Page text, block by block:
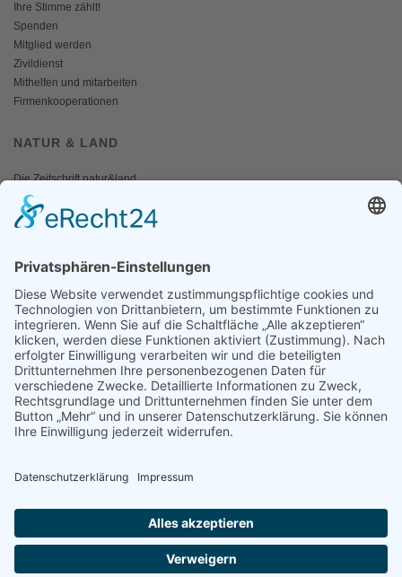
Ihre Stimme zählt!
Spenden
Mitglied werden
Zivildienst
Mithelfen und mitarbeiten
Firmenkooperationen
NATUR & LAND
Die Zeitschrift natur&land
Archiv
Mediadaten
Fotos und Logos
Presseaussendungen
Presse
Presseinformationen abonnieren
ÜBER UNS
Naturschutzbund
Naturschutzjugend
Sponsoren & Partner